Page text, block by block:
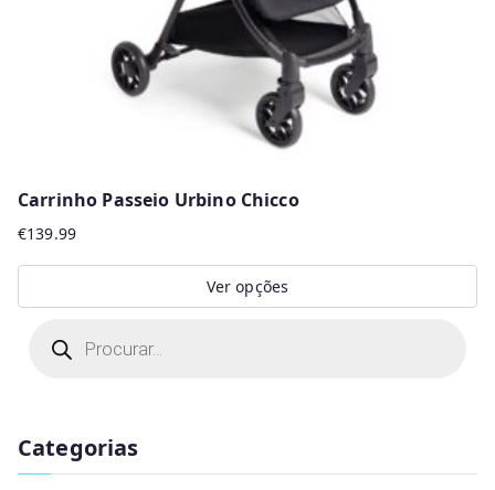
Carrinho Passeio Urbino Chicco
€139.99
Ver opções
product
variants.
The
s
s
Categorias